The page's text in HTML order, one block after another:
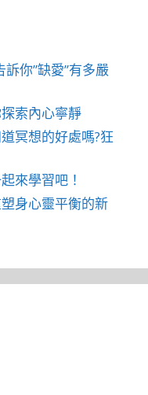
訴你”缺愛”有多嚴
索內心寧靜
冥想的好處嗎?狂
來學習吧！
身心靈平衡的新